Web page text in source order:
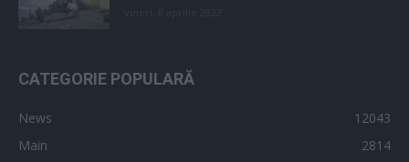
CATEGORIE POPULARĂ
News
12043
Main
2814